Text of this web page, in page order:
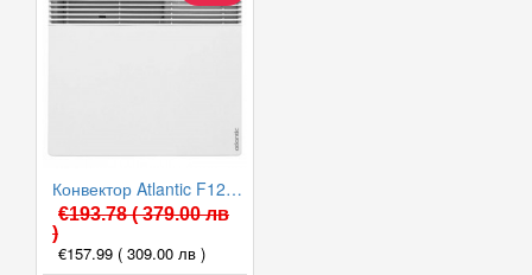
Конвектор Atlantic F127 2000W, Електронен програмируем термостат
€193.78( 379.00 лв
)
€157.99 ( 309.00 лв )